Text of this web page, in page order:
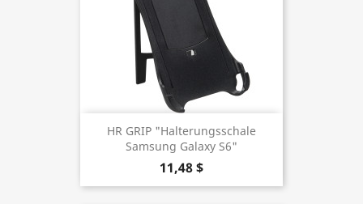
HR GRIP "Halterungsschale
Samsung Galaxy S6"
11,48 $